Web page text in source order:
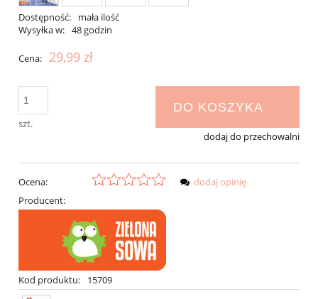
Dostępność:
mała ilość
Wysyłka w: 48 godzin
Cena: 29,99 zł
szt.
DO KOSZYKA
dodaj do przechowalni
Ocena:
Producent:
Kod produktu: 15709
dodaj opinię